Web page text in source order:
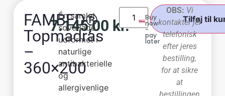
FAMBED®
Topmadras
–
360×200
7.145,00 kr.
Én samlet
soveflade
udformet i
naturlige
antibakterielle
og
allergivenlige
Tilføj til
Buy
now
-
pay
later
OBS: Vi
kontakter jer
telefonisk
efter jeres
bestilling,
for at sikre
at